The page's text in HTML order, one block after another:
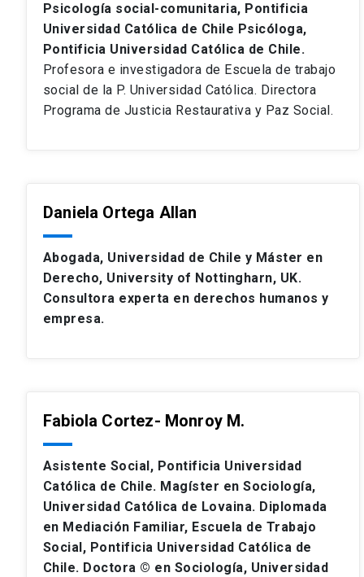
Psicología social-comunitaria, Pontificia
Universidad Católica de Chile Psicóloga,
Pontificia Universidad Católica de Chile.
Profesora e investigadora de Escuela de trabajo
social de la P. Universidad Católica. Directora
Programa de Justicia Restaurativa y Paz Social.
Daniela Ortega Allan
Abogada, Universidad de Chile y Máster en
Derecho, University of Nottingharn, UK.
Consultora experta en derechos humanos y
empresa.
Fabiola Cortez- Monroy M.
Asistente Social, Pontificia Universidad
Católica de Chile. Magíster en Sociología,
Universidad Católica de Lovaina. Diplomada
en Mediación Familiar, Escuela de Trabajo
Social, Pontificia Universidad Católica de
Chile. Doctora © en Sociología, Universidad